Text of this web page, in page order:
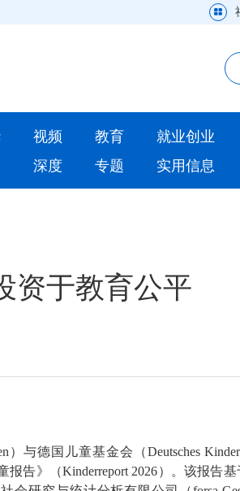
来华
视频 教育 就业创业
深度 专题 实用信息
资于教育公平
德国儿童基金会（Deutsches
告》（Kinderreport 2026）。该报告